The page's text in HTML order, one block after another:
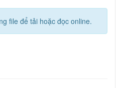
file để tải hoặc đọc online.